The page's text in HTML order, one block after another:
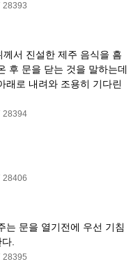
28393
서 진설한 제주 음식을 흠
후 문을 닫는 것을 말하는데
래로 내려와 조용히 기다린
28394
28406
는 문을 열기전에 우선 기침
.
28395